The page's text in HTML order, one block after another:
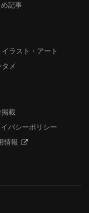
記事
イラスト・アート
メ
掲載
バシーポリシー
情報